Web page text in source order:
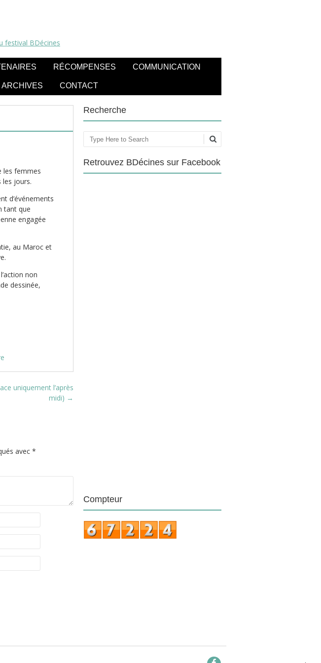
RÉCOMPENSES COMMUNICATION
ARCHIVES CONTACT
les femmes
les jours.
d’événements
tant que
engagée
au Maroc et
non
dessinée,
uniquement l’après
midi) →
avec *
Recherche
Rechercher
Retrouvez BDécines sur Facebook
Compteur